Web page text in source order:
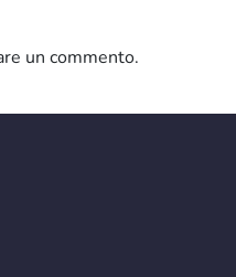
un commento.